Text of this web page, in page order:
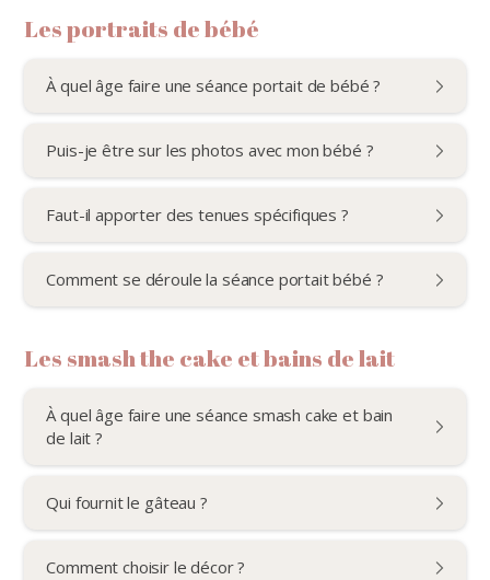
Les portraits de bébé
À quel âge faire une séance portait de bébé ?
Puis-je être sur les photos avec mon bébé ?
Faut-il apporter des tenues spécifiques ?
Comment se déroule la séance portait bébé ?
Les smash the cake et bains de lait
À quel âge faire une séance smash cake et bain
de lait ?
Qui fournit le gâteau ?
Comment choisir le décor ?